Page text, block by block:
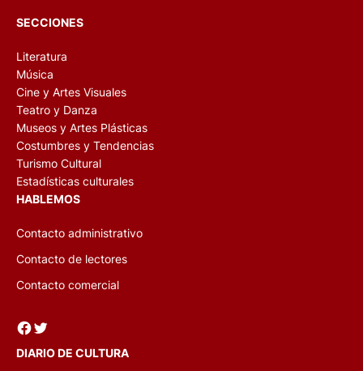
SECCIONES
Literatura
Música
Cine y Artes Visuales
Teatro y Danza
Museos y Artes Plásticas
Costumbres y Tendencias
Turismo Cultural
Estadísticas culturales
HABLEMOS
Contacto administrativo
Contacto de lectores
Contacto comercial
Facebook Twitter
DIARIO DE CULTURA